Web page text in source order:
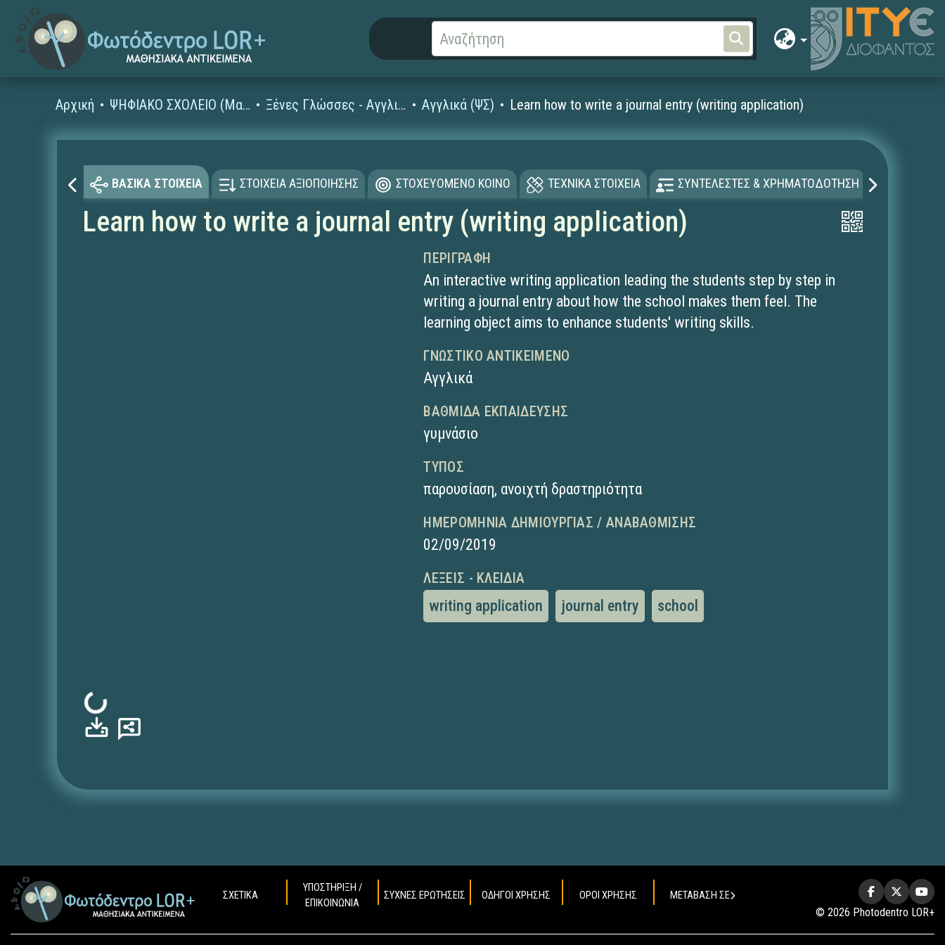
Αρχική ΨΗΦΙΑΚΟ ΣΧΟΛΕΙΟ (Μαθησιακά Αντικείμενα) Ξένες Γλώσσες - Αγγλικά Αγγλικά (ΨΣ) Learn how to write a journal entry (writing application)
ΒΑΣΙΚΑ ΣΤΟΙΧΕΙΑ ΣΤΟΙΧΕΙΑ ΑΞΙΟΠΟΙΗΣΗΣ ΣΤΟΧΕΥΟΜΕΝΟ ΚΟΙΝΟ ΤΕΧΝΙΚΑ ΣΤΟΙΧΕΙΑ ΣΥΝΤΕΛΕΣΤΕΣ & ΧΡΗΜΑΤΟΔΟΤΗΣΗ
Learn how to write a journal entry (writing application)
Φόρτωση...
ΠΕΡΙΓΡΑΦΉ
An interactive writing application leading the students step by step in
writing a journal entry about how the school makes them feel. The
learning object aims to enhance students' writing skills.
ΓΝΩΣΤΙΚΌ ΑΝΤΙΚΕΊΜΕΝΟ
Αγγλικά
ΒΑΘΜΊΔΑ ΕΚΠΑΊΔΕΥΣΗΣ
γυμνάσιο
ΤΎΠΟΣ
παρουσίαση, ανοιχτή δραστηριότητα
ΗΜΕΡΟΜΗΝΊΑ ΔΗΜΙΟΥΡΓΊΑΣ / ΑΝΑΒΆΘΜΙΣΗΣ
02/09/2019
ΛΈΞΕΙΣ - ΚΛΕΙΔΙΆ
writing application journal entry school
ΣΧΕΤΙΚΑ
ΥΠΟΣΤΗΡΙΞΗ /
ΕΠΙΚΟΙΝΩΝΙΑ
ΣΥΧΝΕΣ ΕΡΩΤΗΣΕΙΣ ΟΔΗΓΟΙ ΧΡΗΣΗΣ ΟΡΟΙ ΧΡΗΣΗΣ ΜΕΤΑΒΑΣΗ ΣΕ
© 2026 Photodentro LOR+